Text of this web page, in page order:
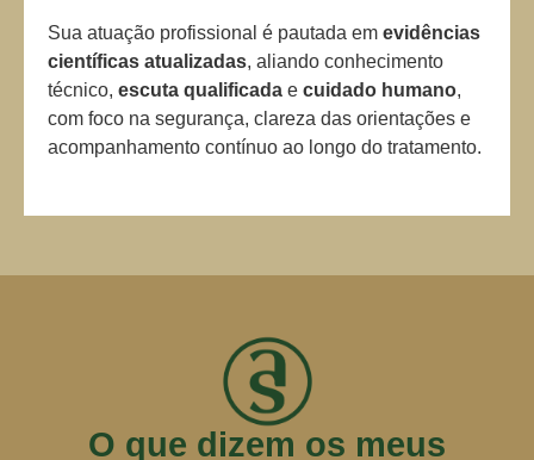
Sua atuação profissional é pautada em evidências
científicas atualizadas, aliando conhecimento
técnico, escuta qualificada e cuidado humano,
com foco na segurança, clareza das orientações e
acompanhamento contínuo ao longo do tratamento.
O que dizem os meus